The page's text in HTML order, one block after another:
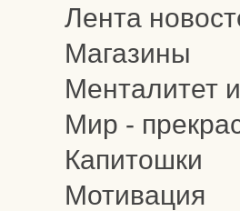
Лента
Магазины
Менталитет
Мир -
Капитошки
Мотивация